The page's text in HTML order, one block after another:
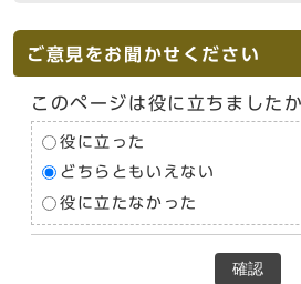
ご意見をお聞かせください
このページは役に立ちましたか
役に立った
どちらともいえない
役に立たなかった
確認